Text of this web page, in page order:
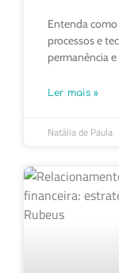
Entenda
processos e
permanência
Ler mais »
Natália de Paula